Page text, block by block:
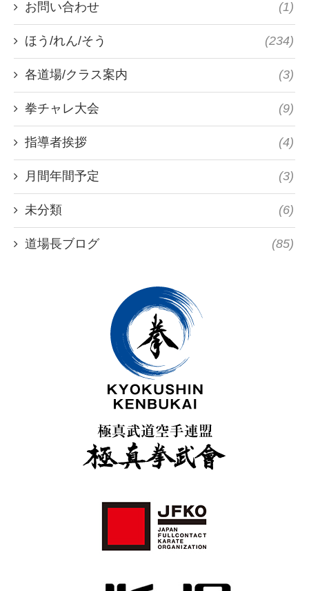
お問い合わせ (1)
ほう/れん/そう (234)
各道場/クラス案内 (3)
拳チャレ大会 (9)
指導者挨拶 (4)
月間年間予定 (3)
未分類 (6)
道場長ブログ (85)